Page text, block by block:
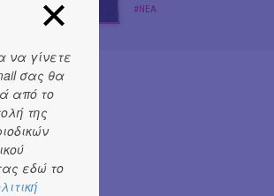
#ΝΕΑ
να γίνετε
σας θα
από το
της
εδώ το